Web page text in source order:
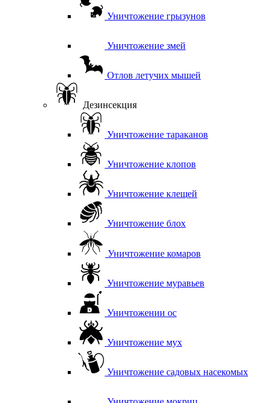
Уничтожение грызунов
Уничтожение змей
Отлов летучих мышей
Дезинсекция
Уничтожение тараканов
Уничтожение клопов
Уничтожение клещей
Уничтожение блох
Уничтожение комаров
Уничтожение муравьев
Уничтожении ос
Уничтожение мух
Уничтожение садовых насекомых